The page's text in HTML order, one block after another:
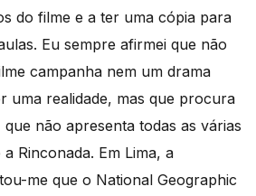
do filme e a ter uma cópia para
Eu sempre afirmei que não
campanha nem um drama
uma realidade, mas que procura
não apresenta todas as várias
Rinconada. Em Lima, a
me que o National Geographic